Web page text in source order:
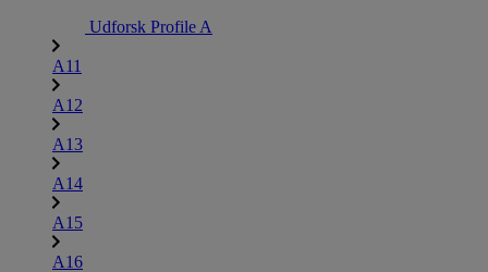
Udforsk Profile A
A11
A12
A13
A14
A15
A16